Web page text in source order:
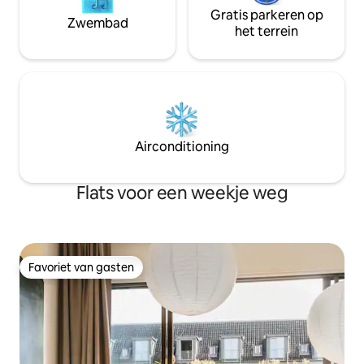
Zwembad
Gratis parkeren op
het terrein
Airconditioning
Flats voor een weekje weg
Favoriet van gasten
Favoriet van gasten